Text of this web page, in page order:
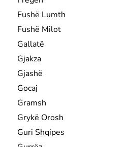
Fushë Lumth
Fushë Milot
Gallatë
Gjakza
Gjashë
Gocaj
Gramsh
Grykë Orosh
Guri Shqipes